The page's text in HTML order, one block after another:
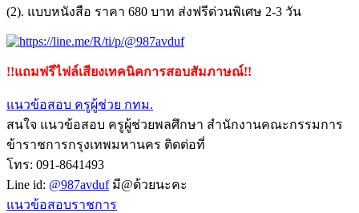
(2). แบบหนังสือ ราคา 680 บาท ส่งฟรีด่วนพิเศษ 2-3 วัน
!!แถมฟรีไฟล์เสียงเทคนิคการสอบสัมภาษณ์!!
แนวข้อสอบ ครูผู้ช่วย กทม.
สนใจ แนวข้อสอบ ครูผู้ช่วยพลศึกษา สำนักงานคณะกรรมการ
ข้าราชการกรุงเทพมหานคร ติดต่อที่
โทร: 091-8641493
Line id: @987avdufมี@ด้วยนะคะ
แนวข้อสอบราชการ